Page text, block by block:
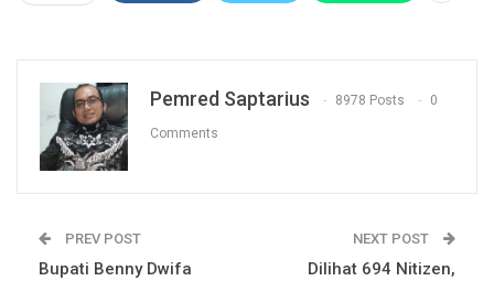
Pemred Saptarius 8978 Posts 0
Comments
PREV POST
Bupati Benny Dwifa
NEXT POST
Dilihat 694 Nitizen,